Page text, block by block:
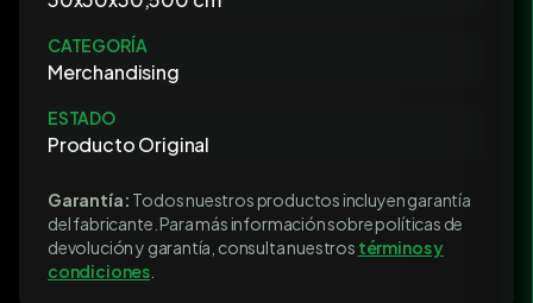
CATEGORÍA
Merchandising
ESTADO
Producto Original
Garantía: Todos nuestros productos incluyen garantía
del fabricante. Para más información sobre políticas de
devolución y garantía, consulta nuestros términos y
condiciones